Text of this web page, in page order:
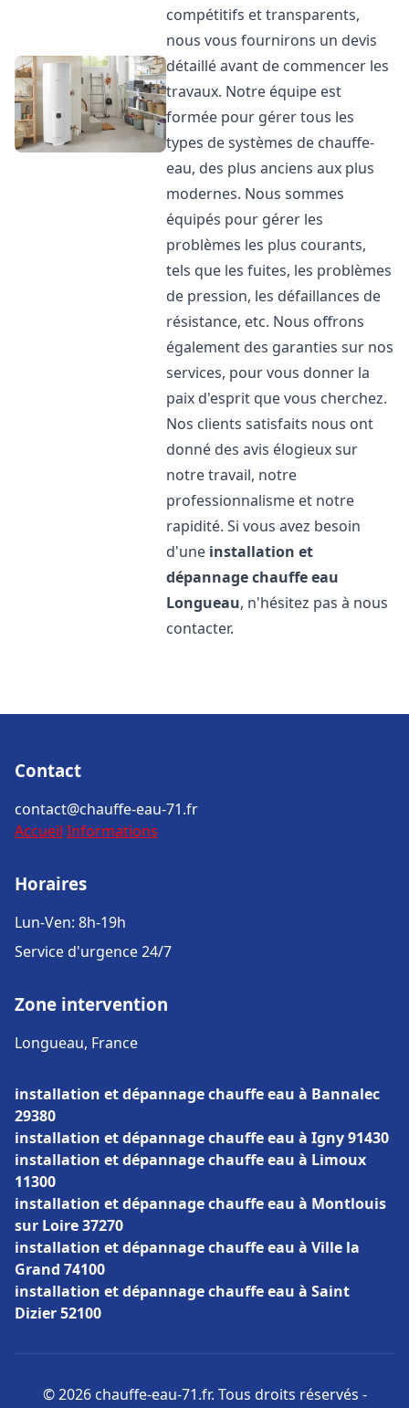
compétitifs et transparents,
nous vous fournirons un devis
détaillé avant de commencer les
travaux. Notre équipe est
formée pour gérer tous les
types de systèmes de chauffe-
eau, des plus anciens aux plus
modernes. Nous sommes
équipés pour gérer les
problèmes les plus courants,
tels que les fuites, les problèmes
de pression, les défaillances de
résistance, etc. Nous offrons
également des garanties sur nos
services, pour vous donner la
paix d'esprit que vous cherchez.
Nos clients satisfaits nous ont
donné des avis élogieux sur
notre travail, notre
professionnalisme et notre
rapidité. Si vous avez besoin
d'une installation et
dépannage chauffe eau
Longueau, n'hésitez pas à nous
contacter.
Contact
contact@chauffe-eau-71.fr
Accueil Informations
Horaires
Lun-Ven: 8h-19h
Service d'urgence 24/7
Zone intervention
Longueau, France
installation et dépannage chauffe eau à Bannalec
29380
installation et dépannage chauffe eau à Igny 91430
installation et dépannage chauffe eau à Limoux
11300
installation et dépannage chauffe eau à Montlouis
sur Loire 37270
installation et dépannage chauffe eau à Ville la
Grand 74100
installation et dépannage chauffe eau à Saint
Dizier 52100
© 2026 chauffe-eau-71.fr. Tous droits réservés -